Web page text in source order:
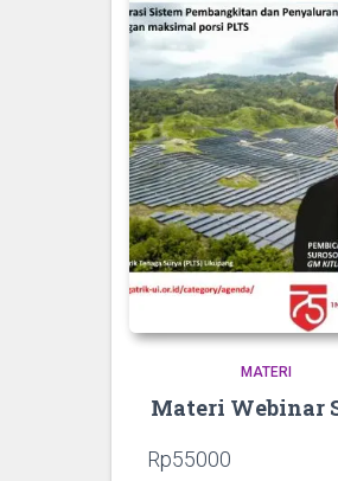
MATERI
Materi Webinar
Rp55000